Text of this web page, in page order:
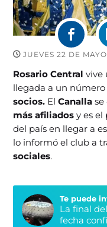
JUEVES 22 DE
Rosario Central vive
llegada a un
socios. ElCanalla
más afiliados y es
del país en llegar a
lo informó el club a
sociales.
Te puede
La final
fecha